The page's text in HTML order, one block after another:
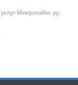
Микрозайм. ру.